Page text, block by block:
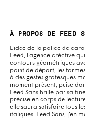
À propos de Feed
L’idée de la police de
Feed, l’agence créative
contours géométriques
point de départ, les
à des gestes grotesques
moment présent, puise
Feed Sans brille par sa
précise en corps de
elle saura satisfaire tous
italiques. Feed Sans, j’en